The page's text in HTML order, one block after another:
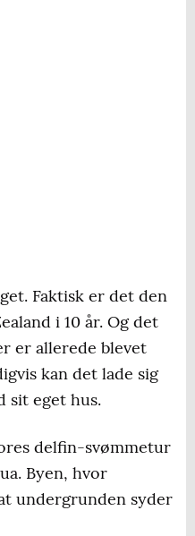
Faktisk er det den
i 10 år. Og det
er allerede blevet
kan det lade sig
sit eget hus.
delfin-svømmetur
Byen, hvor
undergrunden syder